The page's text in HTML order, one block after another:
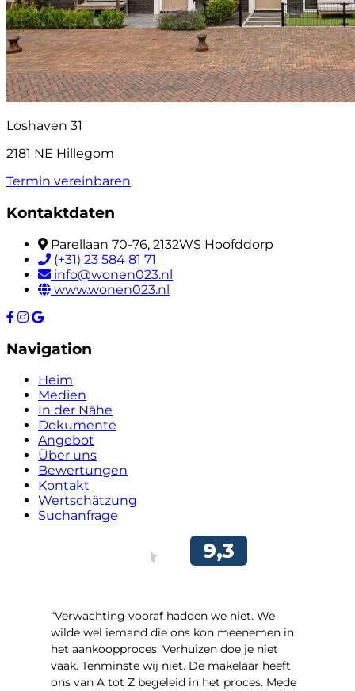
Loshaven 31
2181 NE Hillegom
Termin vereinbaren
Kontaktdaten
Parellaan 70-76, 2132WS Hoofddorp
(+31) 23 584 81 71
info@wonen023.nl
www.wonen023.nl
Navigation
Heim
Medien
In der Nähe
Dokumente
Angebot
Über uns
Bewertungen
Kontakt
Wertschätzung
Suchanfrage
“Verwachting vooraf hadden we niet. We
wilde wel iemand die ons kon meenemen in
het aankoopproces. Verhuizen doe je niet
vaak. Tenminste wij niet. De makelaar heeft
ons van A tot Z begeleid in het proces. Mede